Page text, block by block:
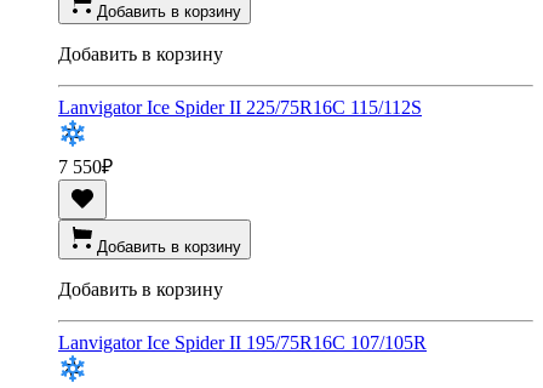
Добавить в корзину
Добавить в корзину
Lanvigator Ice Spider II 225/75R16C 115/112S
7 550₽
Добавить в корзину
Добавить в корзину
Lanvigator Ice Spider II 195/75R16C 107/105R